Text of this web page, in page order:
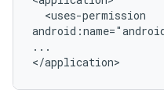
<uses-permission
...